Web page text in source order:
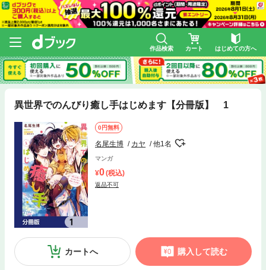
作品検索 カート はじめての方へ
異世界でのんびり癒し手はじめます【分冊版】 1
0円無料
名尾生博 カヤ 他1名
マンガ
0(税込)
返品不可
カートへ 購入して読む